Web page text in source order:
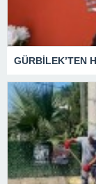
GÜRBİLEK’TEN